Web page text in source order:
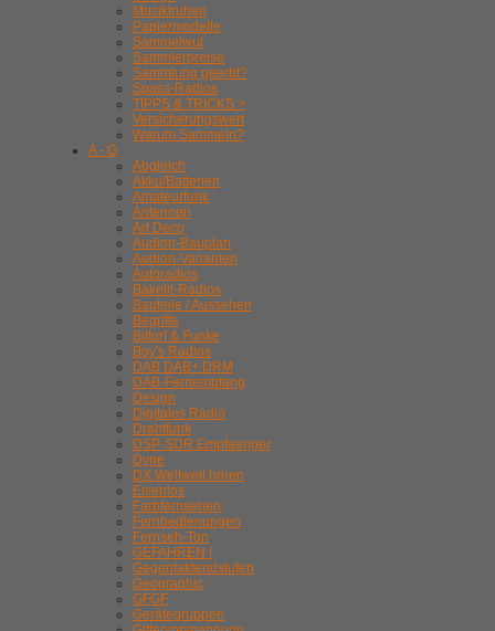
Musiktruhen
Papiermodelle
Sammelwut
Sammlerpreise
Sammlung geerbt?
Spass-Radios
TIPPS & TRICKS >
Versicherungswert
Warum Sammeln?
A - G
Abgleich
Akku/Batterien
Amateurfunk
Antennen
Art Deco
Audion-Bauplan
Audion-Varianten
Autoradios
Bakelit-Radios
Bauteile / Aussehen
Begriffe
Bittorf & Funke
Boy's Radios
DAB DAB+ DRM
DAB-Fernempfang
Design
Digitales Radio
Drahtfunk
DSP-SDR Empfaenger
Dyne
DX Weltweit hören
Eisenlos
Farbfernsehen
Fernbedienungen
Fernseh-Ton
GEFAHREN !
Gegentaktendstufen
Geographic
GFGF
Gerätegruppen